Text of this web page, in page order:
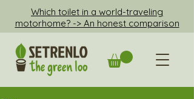
Which toilet in a world-traveling
motorhome? -> An honest comparison